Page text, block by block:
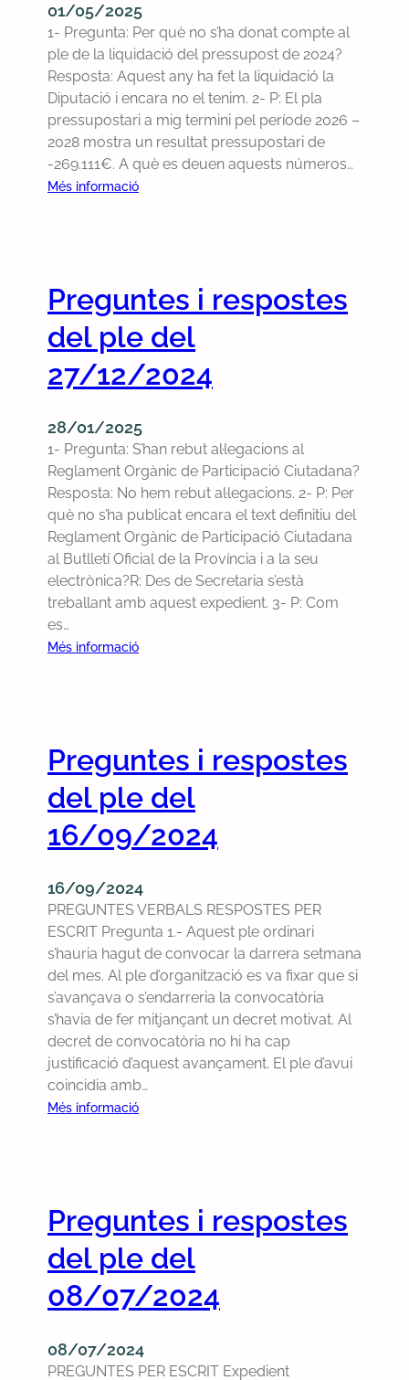
e
d
0
e
l
p
l
e
d
e
l
1
u
n
y
d
0
2
5
01/05/2025
1- Pregunta: Per què no s’ha donat compte al
ple de la liquidació del pressupost de 2024?
Resposta: Aquest any ha fet la liquidació la
Diputació i encara no el tenim. 2- P: El pla
pressupostari a mig termini pel període 2026 –
2028 mostra un resultat pressupostari de
-269.111€. A què es deuen aquests números…
Més informació:
u
n
t
e
s
r
e
s
p
o
s
t
e
s
e
d
e
l
1
0
3
/
2
0
2
5
Preguntes i respostes
del ple del
27/12/2024
28/01/2025
1- Pregunta: S’han rebut al·legacions al
Reglament Orgànic de Participació Ciutadana?
Resposta: No hem rebut al·legacions. 2- P: Per
què no s’ha publicat encara el text definitiu del
Reglament Orgànic de Participació Ciutadana
al Butlletí Oficial de la Província i a la seu
electrònica?R: Des de Secretaria s’està
treballant amb aquest expedient. 3- P: Com
es…
Més informació:
u
n
t
s
r
e
s
p
o
s
t
e
s
d
e
d
e
l
7
1
2
Preguntes i respostes
del ple del
16/09/2024
16/09/2024
PREGUNTES VERBALS RESPOSTES PER
ESCRIT Pregunta 1.- Aquest ple ordinari
s’hauria hagut de convocar la darrera setmana
del mes. Al ple d’organització es va fixar que si
s’avançava o s’endarreria la convocatòria
s’havia de fer mitjançant un decret motivat. Al
decret de convocatòria no hi ha cap
justificació d’aquest avançament. El ple d’avui
coincidia amb…
Més informació:
u
n
t
s
r
e
Preguntes i respostes
del ple del
08/07/2024
08/07/2024
PREGUNTES PER ESCRIT Expedient